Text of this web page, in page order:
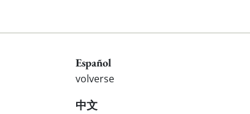
Español
volverse
中文